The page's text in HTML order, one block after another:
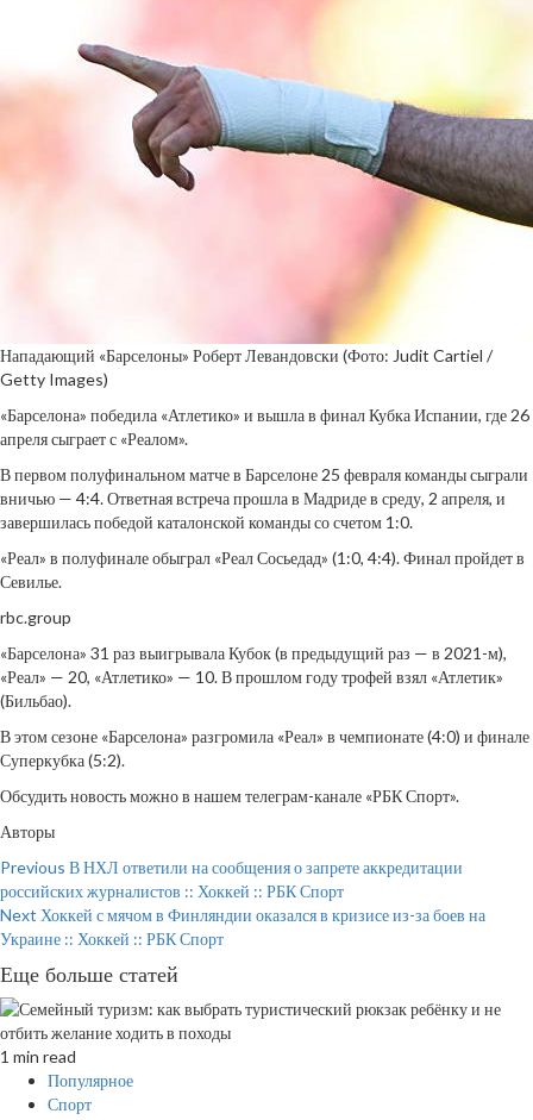
Нападающий «Барселоны» Роберт Левандовски (Фото: Judit Cartiel /
Getty Images)
«Барселона» победила «Атлетико» и вышла в финал Кубка Испании, где 26
апреля сыграет с «Реалом».
В первом полуфинальном матче в Барселоне 25 февраля команды сыграли
вничью — 4:4. Ответная встреча прошла в Мадриде в среду, 2 апреля, и
завершилась победой каталонской команды со счетом 1:0.
«Реал» в полуфинале обыграл «Реал Сосьедад» (1:0, 4:4). Финал пройдет в
Севилье.
rbc.group
«Барселона» 31 раз выигрывала Кубок (в предыдущий раз — в 2021-м),
«Реал» — 20, «Атлетико» — 10. В прошлом году трофей взял «Атлетик»
(Бильбао).
В этом сезоне «Барселона» разгромила «Реал» в чемпионате (4:0) и финале
Суперкубка (5:2).
Обсудить новость можно в нашем телеграм-канале «РБК Спорт».
Авторы
Continue
Reading
Previous В НХЛ ответили на сообщения о запрете аккредитации
российских журналистов :: Хоккей :: РБК Спорт
Next Хоккей с мячом в Финляндии оказался в кризисе из-за боев на
Украине :: Хоккей :: РБК Спорт
Еще больше статей
1 min read
Популярное
Спорт